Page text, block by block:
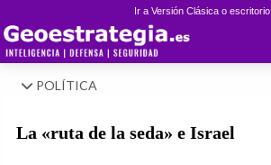
Ir a Versión Clásica o escritorio
POLÍTICA
La «ruta de la seda» e Israel